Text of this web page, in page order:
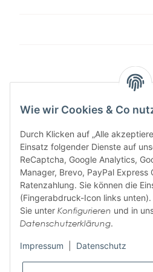
ABONNIEREN
Bitte senden Sie mir entsprechend Ihrer
jederzeit widerruflich Informationen zu
Informationen
Wie wir Cookies & Co
Durch Klicken auf „Alle
Einsatz folgender Dienste auf
ReCaptcha, Google Analytics,
Manager, Brevo, PayPal Express
Ratenzahlung. Sie können die
(Fingerabdruck-Icon links
Sie unter Konfigurieren und in
Datenschutzerklärung.
Impressum Datenschutz